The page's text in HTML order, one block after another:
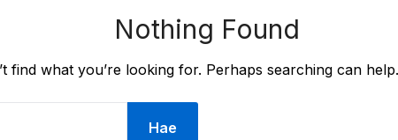
Nothing Found
find what you’re looking for. Perhaps searching can help.